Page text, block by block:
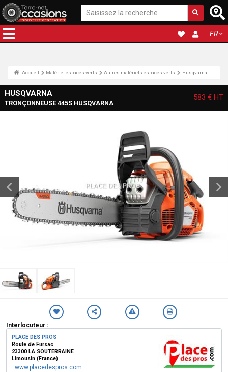
FR
Accueil Matériel espaces verts Autres matériels espaces verts Husqvarna
HUSQVARNA
TRONÇONNEUSE 445S HUSQVARNA
583 € HT
Interlocuteur :
PLACE DES PROS
Route de Fursac
23300 LA SOUTERRAINE
Limousin (France)
www.placedespros.com